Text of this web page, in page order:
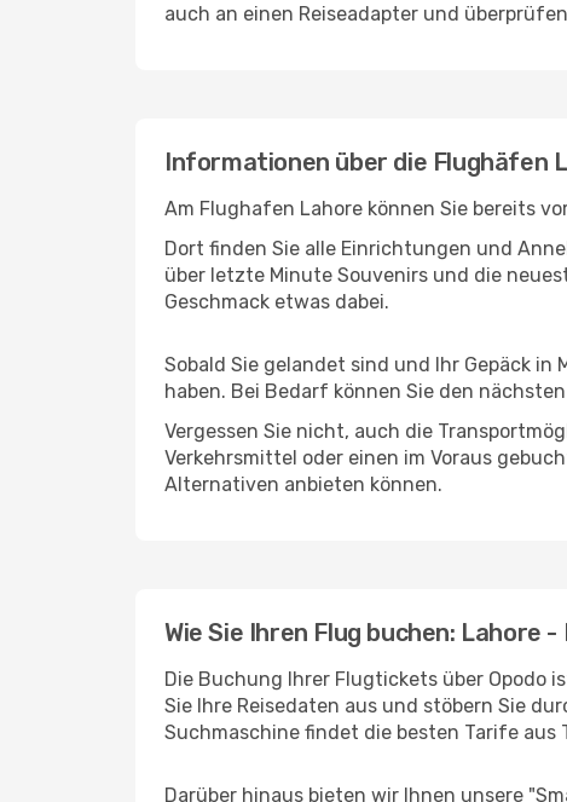
auch an einen Reiseadapter und
Informationen über die Flughäfen
Am Flughafen Lahore können Sie bereits
Dort finden Sie alle Einrichtungen und
über letzte Minute Souvenirs und die
Geschmack etwas dabei.
Sobald Sie gelandet sind und Ihr Gepäck
haben. Bei Bedarf können Sie den
Vergessen Sie nicht, auch die
Verkehrsmittel oder einen im Voraus
Alternativen anbieten können.
Wie Sie Ihren Flug buchen: Lahore
Die Buchung Ihrer Flugtickets über Opodo
Sie Ihre Reisedaten aus und stöbern Sie
Suchmaschine findet die besten Tarife aus
Darüber hinaus bieten wir Ihnen unsere